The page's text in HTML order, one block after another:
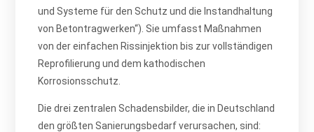
und Systeme für den Schutz und die Instandhaltung
von Betontragwerken“). Sie umfasst Maßnahmen
von der einfachen Rissinjektion bis zur vollständigen
Reprofilierung und dem kathodischen
Korrosionsschutz.
Die drei zentralen Schadensbilder, die in Deutschland
den größten Sanierungsbedarf verursachen, sind: